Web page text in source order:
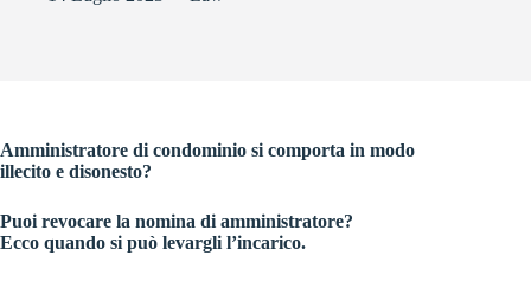
Amministratore di condominio si comporta in modo
illecito e disonesto?
Puoi revocare la nomina di amministratore?
Ecco quando si può levargli l’incarico.